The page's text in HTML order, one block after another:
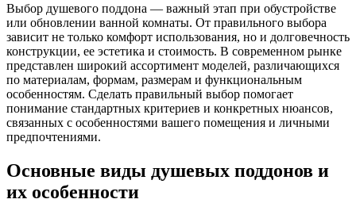
Выбор душевого поддона — важный этап при обустройстве
или обновлении ванной комнаты. От правильного выбора
зависит не только комфорт использования, но и долговечность
конструкции, ее эстетика и стоимость. В современном рынке
представлен широкий ассортимент моделей, различающихся
по материалам, формам, размерам и функциональным
особенностям. Сделать правильный выбор помогает
понимание стандартных критериев и конкретных нюансов,
связанных с особенностями вашего помещения и личными
предпочтениями.
Основные виды душевых поддонов и
их особенности